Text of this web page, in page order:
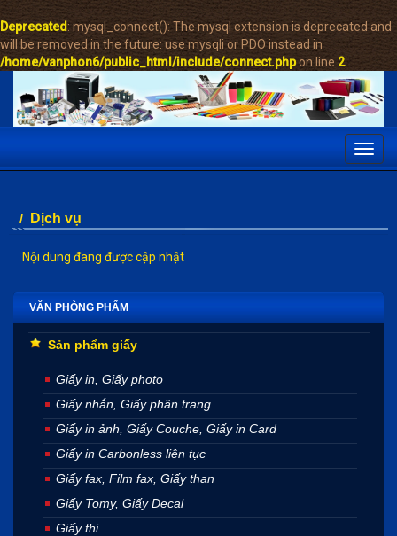
Deprecated: mysql_connect(): The mysql extension is deprecated and
will be removed in the future: use mysqli or PDO instead in
/home/vanphon6/public_html/include/connect.phpon line 2
/ Dịch vụ
Nội dung đang được cập nhật
VĂN PHÒNG PHẨM
Sản phẩm giấy
Giấy in, Giấy photo
Giấy nhắn, Giấy phân trang
Giấy in ảnh, Giấy Couche, Giấy in Card
Giấy in Carbonless liên tục
Giấy fax, Film fax, Giấy than
Giấy Tomy, Giấy Decal
Giấy thi